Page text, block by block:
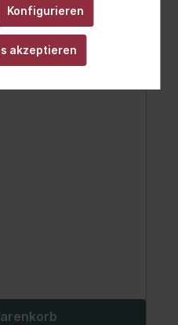
Konfigurieren
akzeptieren